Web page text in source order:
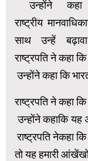
उन्होंने
राष्ट्रीय
साथ उन्हें
राष्ट्रपति ने कहा
उन्होंने कहा कि
राष्ट्रपति ने कहा
उन्होंने कहाकि यह
राष्ट्रपति नेकहा
तो यह हमारी